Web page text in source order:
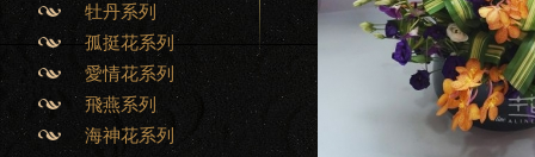
牡丹系列
孤挺花系列
愛情花系列
飛燕系列
海神花系列